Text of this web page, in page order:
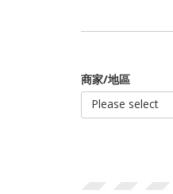
商家/地區
Please select